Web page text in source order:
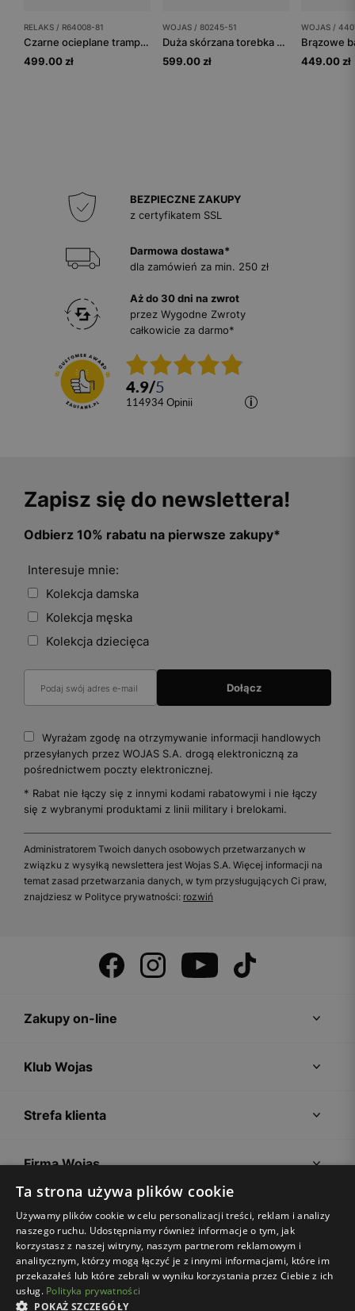
RELAKS / R64008-81
Czarne ocieplane trampki damskie RELAKS
499.00 zł
WOJAS / 80245-51
Duża skórzana torebka damska w kolorze czarnym
599.00 zł
WOJAS /
449.00 zł
BEZPIECZNE ZAKUPY
z certyfikatem SSL
Darmowa dostawa*
dla zamówień za min. 250 zł
Aż do 30 dni na zwrot
przez Wygodne Zwroty
całkowicie za darmo*
4.9/5
114934 opinii
Zapisz się do newslettera!
Odbierz 10% rabatu na pierwsze zakupy*
Interesuje mnie:
Kolekcja damska
Kolekcja męska
Kolekcja dziecięca
Wyrażam zgodę na otrzymywanie informacji handlowych
przesyłanych przez WOJAS S.A. drogą elektroniczną za
pośrednictwem poczty elektronicznej.
* Rabat nie łączy się z innymi kodami rabatowymi i nie łączy
się z wybranymi produktami z linii military i brelokami.
Administratorem Twoich danych osobowych przetwarzanych w
związku z wysyłką newslettera jest Wojas S.A. Więcej informacji na
temat zasad przetwarzania danych, w tym przysługujących Ci praw,
znajdziesz w Polityce prywatności: rozwiń
Zakupy on-line
Klub Wojas
Strefa klienta
Firma Wojas
Porady
Ta strona używa plików cookie
Używamy plików cookie w celu personalizacji treści, reklam i analizy
naszego ruchu. Udostępniamy również informacje o tym, jak
korzystasz z naszej witryny, naszym partnerom reklamowym i
analitycznym, którzy mogą łączyć je z innymi informacjami, które im
przekazałeś lub które zebrali w wyniku korzystania przez Ciebie z ich
usług. Polityka prywatności
POKAŻ SZCZEGÓŁY